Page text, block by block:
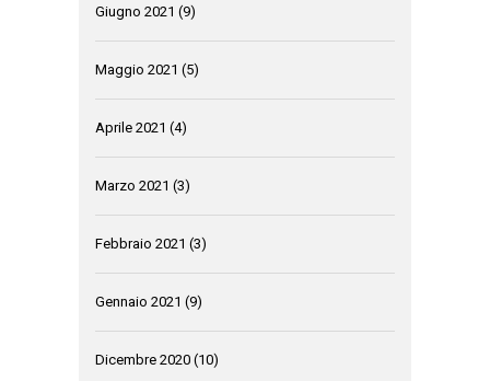
Giugno 2021 (9)
Maggio 2021 (5)
Aprile 2021 (4)
Marzo 2021 (3)
Febbraio 2021 (3)
Gennaio 2021 (9)
Dicembre 2020 (10)